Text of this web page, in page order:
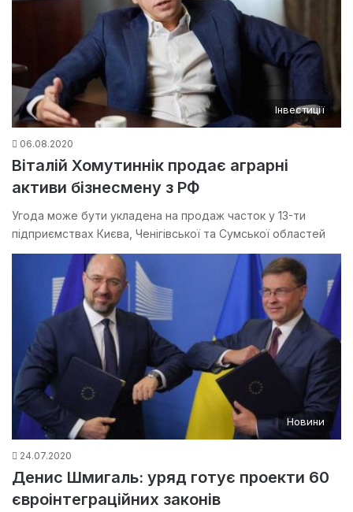
Інвестиції
06.08.2020
Віталій Хомутиннік продає аграрні
активи бізнесмену з РФ
Угода може бути укладена на продаж часток у 13-ти
підприємствах Києва, Ченігівської та Сумської областей
Новини
24.07.2020
Денис Шмигаль: уряд готує проекти 60
євроінтеграційних законів